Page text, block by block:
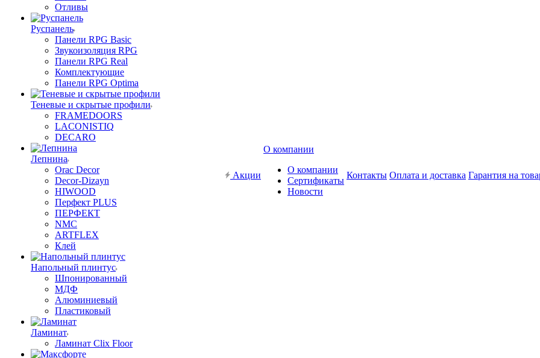
Отливы
Руспанель
Панели RPG Basic
Звукоизоляция RPG
Панели RPG Real
Комплектующие
Панели RPG Optima
Теневые и скрытые профили
FRAMEDOORS
LACONISTIQ
DECARO
Лепнина
Orac Decor
Decor-Dizayn
HIWOOD
Перфект PLUS
ПЕРФЕКТ
NMC
ARTFLEX
Клей
Напольный плинтус
Шпонированный
МДФ
Алюминиевый
Пластиковый
Ламинат
Ламинат Clix Floor
Акции
О компании
О компании
Сертификаты
Новости
Контакты Оплата и доставка Гарантия на